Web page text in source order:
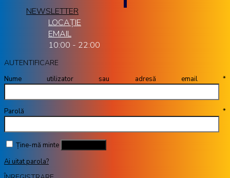
NEWSLETTER
LOCAȚIE
EMAIL
10:00 - 22:00
AUTENTIFICARE
Nume utilizator sau adresă email *
Parolă *
Ține-mă minte
Ai uitat parola?